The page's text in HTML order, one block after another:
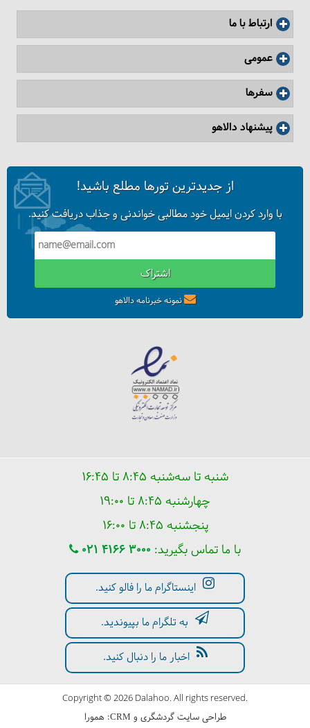
فیلم: نقش رستم
کاروانسرای سریزد
ارتباط با ما
عمومی
سفرها
پیشنهاد دالاهو
از جدیدترین تورها مطلع باشید!
با وارد کردن ایمیل خود مطالبی خواندنی و جذاب دریافت کنید.
اشتراک
نمونه خبرنامه دالاهو
شنبه تا سه‌شنبه ۸:۴۵ تا ۱۶:۴۵
چهارشنبه ۸:۴۵ تا ۱۹:۰۰
پنجشنبه ۸:۴۵ تا ۱۶:۰۰
با ما تماس بگیرید: 021 4166 3000
اینستاگرام ما را فالو کنید.
به تلگرام ما بپیوندید.
اخبار ما را دنبال کنید.
Copyright © 2026 Dalahoo. All rights reserved.
طراحی سایت گردشگری و CRM
:همورا